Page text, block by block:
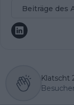
Beiträge des
Klatscht